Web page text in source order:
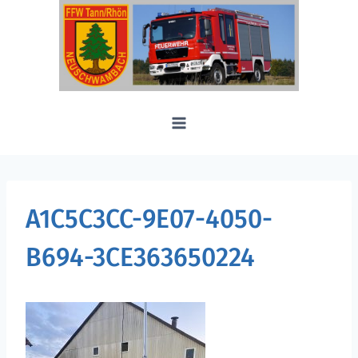
A1C5C3CC-9E07-4050-
B694-3CE363650224